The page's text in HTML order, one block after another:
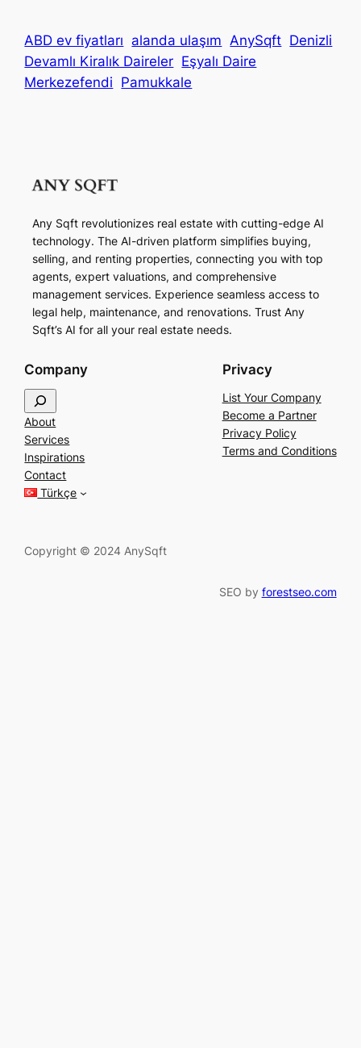
ABD ev fiyatları alanda ulaşım AnySqft Denizli
Devamlı Kiralık Daireler Eşyalı Daire
Merkezefendi Pamukkale
Any Sqft revolutionizes real estate with cutting-edge AI
technology. The AI-driven platform simplifies buying,
selling, and renting properties, connecting you with top
agents, expert valuations, and comprehensive
management services. Experience seamless access to
legal help, maintenance, and renovations. Trust Any
Sqft’s AI for all your real estate needs.
Company
e
a
r
c
h
About
Services
Inspirations
Contact
Türkçe
Privacy
List Your Company
Become a Partner
Privacy Policy
Terms and Conditions
Copyright © 2024 AnySqft
SEO by forestseo.com